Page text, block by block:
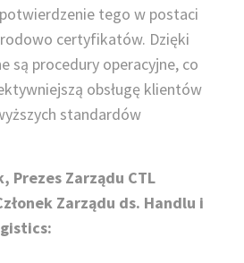
tego w postaci
certyfikatów. Dzięki
są procedury operacyjne, co
obsługę klientów
standardów
Prezes Zarządu CTL
Zarządu ds. Handlu i